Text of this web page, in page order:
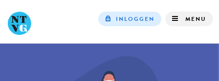
INLOGGEN MENU